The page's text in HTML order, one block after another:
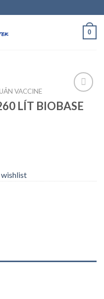
0
VACCINE
LÍT BIOBASE